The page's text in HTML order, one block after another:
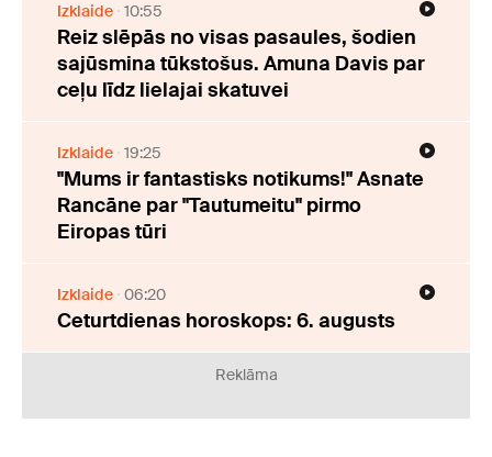
Izklaide 10:55
Reiz slēpās no visas pasaules, šodien
sajūsmina tūkstošus. Amuna Davis par
ceļu līdz lielajai skatuvei
Izklaide 19:25
"Mums ir fantastisks notikums!" Asnate
Rancāne par "Tautumeitu" pirmo
Eiropas tūri
Izklaide 06:20
Ceturtdienas horoskops: 6. augusts
Reklāma